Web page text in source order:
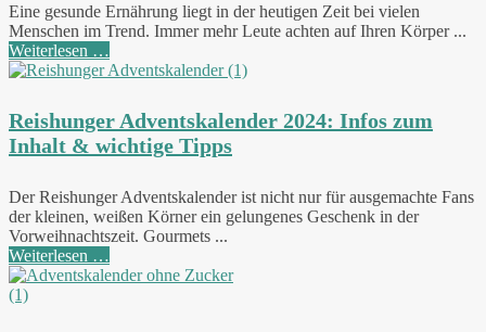
Eine gesunde Ernährung liegt in der heutigen Zeit bei vielen
Menschen im Trend. Immer mehr Leute achten auf Ihren Körper ...
Weiterlesen …
Reishunger Adventskalender 2024: Infos zum
Inhalt & wichtige Tipps
Der Reishunger Adventskalender ist nicht nur für ausgemachte Fans
der kleinen, weißen Körner ein gelungenes Geschenk in der
Vorweihnachtszeit. Gourmets ...
Weiterlesen …